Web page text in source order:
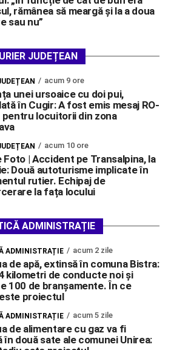
rămânea să meargă și la a doua
sau nu”
JUDEȚEAN
acum 9 ore
unei ursoaice cu doi pui,
în Cugir: A fost emis mesaj RO-
pentru locuitorii din zona
acum 10 ore
Foto | Accident pe Transalpina, la
Două autoturisme implicate în
rutier. Echipaj de
la fața locului
ADMINISTRAȚIE
ADMINISTRAȚIE acum 2 zile
de apă, extinsă în comuna Bistra:
kilometri de conducte noi și
100 de branșamente. În ce
proiectul
ADMINISTRAȚIE acum 5 zile
de alimentare cu gaz va fi
în două sate ale comunei Unirea: